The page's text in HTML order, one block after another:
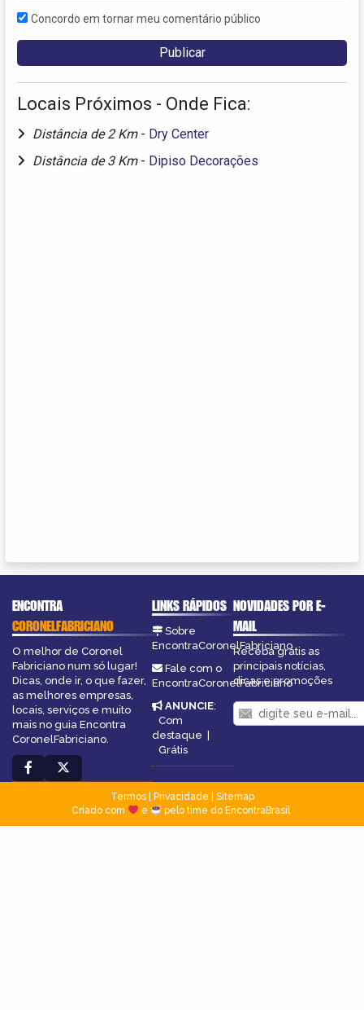
Concordo em tornar meu comentário público
Locais Próximos - Onde Fica:
Distância de 2 Km - Dry Center
Distância de 3 Km - Dipiso Decorações
ENCONTRA
CORONELFABRICIANO
O melhor de Coronel
Fabriciano num só lugar!
Dicas, onde ir, o que fazer,
as melhores empresas,
locais, serviços e muito
mais no guia Encontra
CoronelFabriciano.
LINKS RÁPIDOS
Sobre
EncontraCoronelFabriciano
Fale com o
EncontraCoronelFabriciano
ANUNCIE:
Com
destaque |
Grátis
NOVIDADES POR E-
MAIL
Receba grátis as
principais notícias,
dicas e promoções
Termos| Privacidade
Sitemap
Criado com
e pelo time do EncontraBrasil